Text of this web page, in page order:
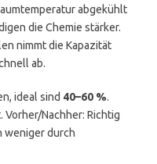
abgekühlt
die Chemie stärker.
nimmt die Kapazität
ab.
ideal sind 40–60 %.
Vorher/Nachher: Richtig
weniger durch